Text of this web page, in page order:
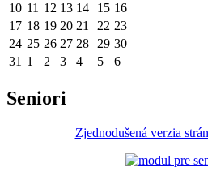
10 11 12 13 14 15 16
17 18 19 20 21 22 23
24 25 26 27 28 29 30
31 1 2 3 4 5 6
Seniori
Zjednodušená verzia